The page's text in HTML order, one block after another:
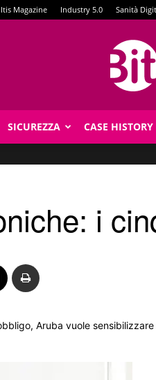
Itis Magazine Industry 5.0 Sanità
SICUREZZA CASE HISTORY
i
Aruba vuole